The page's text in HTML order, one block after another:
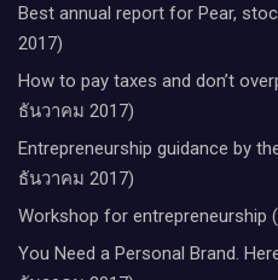
Best annual report for Pear,
2017)
How to pay taxes and don’t
ธันวาคม 2017)
Entrepreneurship guidance by
ธันวาคม 2017)
Workshop for entrepreneurship
You Need a Personal Brand.